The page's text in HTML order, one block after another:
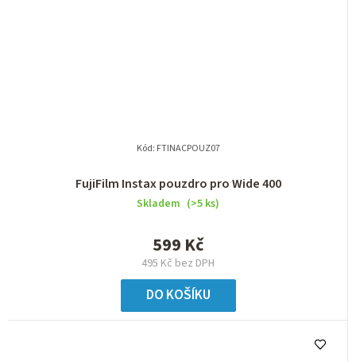
FujiFilm Instax pouzdro pro Wide 400
Skladem (>5 ks)
495 Kč bez DPH
599 Kč
DO KOŠÍKU
Kód: FTINACPOUZ07